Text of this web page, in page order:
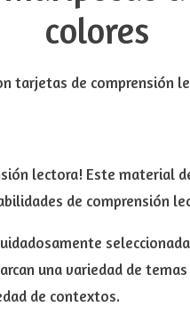
tarjetas de comprensión
lectora! Este material
de comprensión
una variedad de
de contextos.